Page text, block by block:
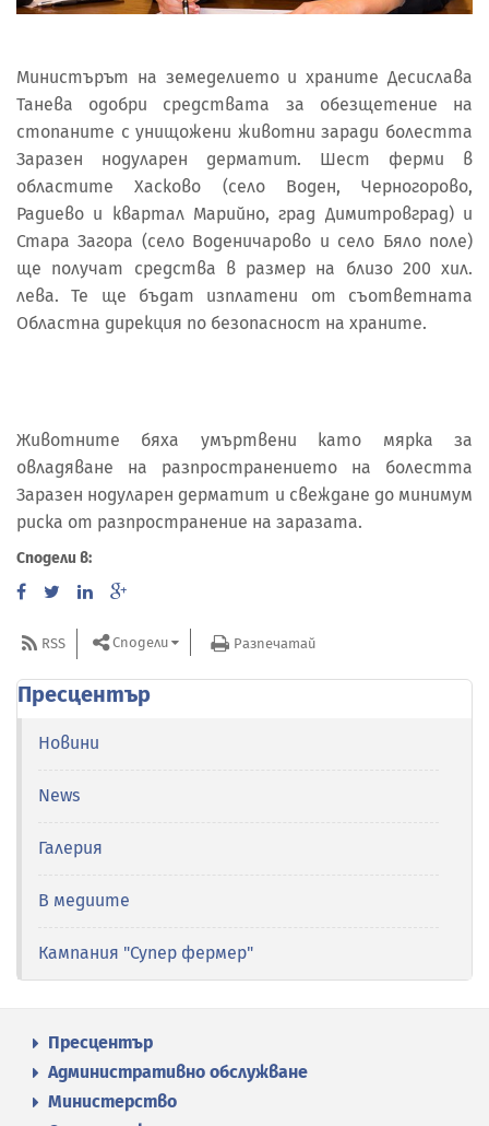
Министърът на земеделието и храните Десислава
Танева одобри средствата за обезщетение на
стопаните с унищожени животни заради болестта
Заразен нодуларен дерматит. Шест ферми в
областите Хасково (село Воден, Черногорово,
Радиево и квартал Марийно, град Димитровград) и
Стара Загора (село Воденичарово и село Бяло поле)
ще получат средства в размер на близо 200 хил.
лева. Те ще бъдат изплатени от съответната
Областна дирекция по безопасност на храните.
Животните бяха умъртвени като мярка за
овладяване на разпространението на болестта
Заразен нодуларен дерматит и свеждане до минимум
риска от разпространение на заразата.
Сподели в:
RSS Сподели Разпечатай
Пресцентър
Новини
News
Галерия
В медиите
Кампания "Супер фермер"
Пресцентър
Административно обслужване
Министерство